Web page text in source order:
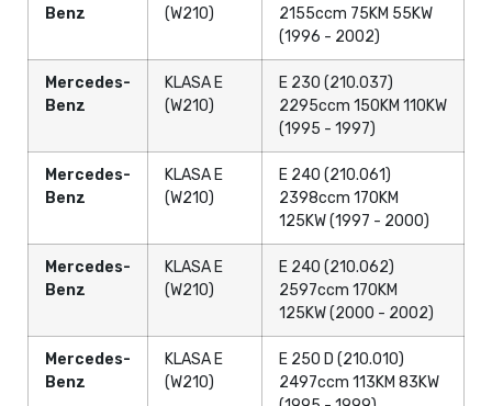
Benz
(W210)
2155ccm 75KM 55KW
(1996 - 2002)
Mercedes-
Benz
KLASA E
(W210)
E 230 (210.037)
2295ccm 150KM 110KW
(1995 - 1997)
Mercedes-
Benz
KLASA E
(W210)
E 240 (210.061)
2398ccm 170KM
125KW (1997 - 2000)
Mercedes-
Benz
KLASA E
(W210)
E 240 (210.062)
2597ccm 170KM
125KW (2000 - 2002)
Mercedes-
Benz
KLASA E
(W210)
E 250 D (210.010)
2497ccm 113KM 83KW